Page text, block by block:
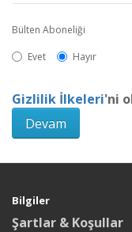
Bülten Aboneliği
Evet
Hayır
Gizlilik İlkeleri'ni
Bilgiler
Şartlar & Koşullar